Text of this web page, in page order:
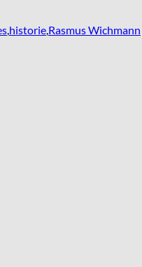
,historie,Rasmus Wichmann